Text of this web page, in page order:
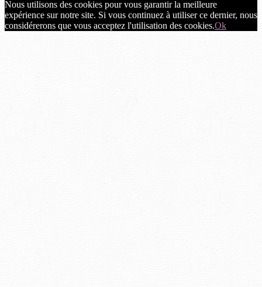
Nous utilisons des cookies pour vous garantir la meilleure
expérience sur notre site. Si vous continuez à utiliser ce dernier, nous
considérerons que vous acceptez l'utilisation des cookies.Ok